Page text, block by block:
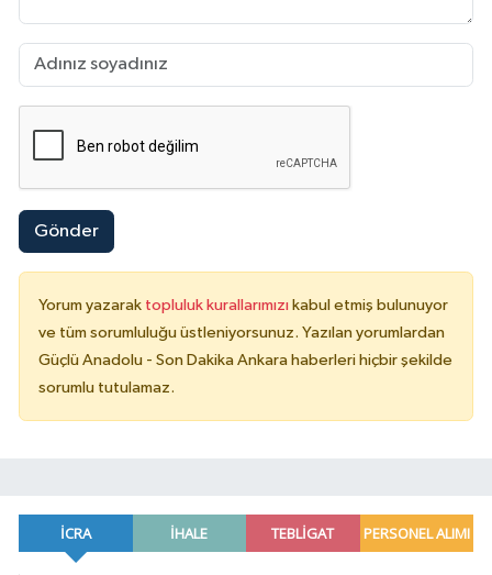
Gönder
Yorum yazarak topluluk kurallarımızı kabul etmiş bulunuyor
ve tüm sorumluluğu üstleniyorsunuz. Yazılan yorumlardan
Güçlü Anadolu - Son Dakika Ankara haberleri hiçbir şekilde
sorumlu tutulamaz.